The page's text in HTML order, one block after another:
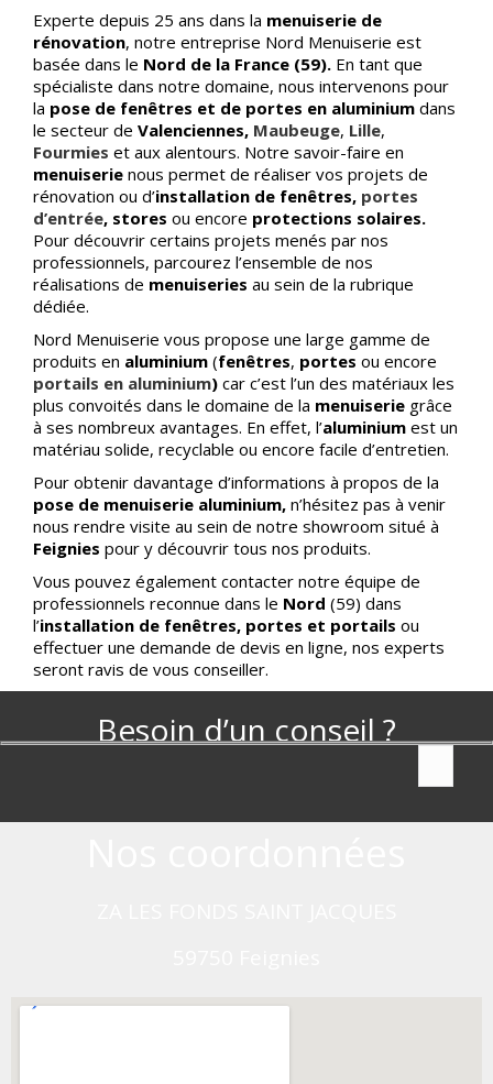
Experte depuis 25 ans dans la menuiserie de
rénovation, notre entreprise Nord Menuiserie est
basée dans le Nord de la France (59). En tant que
spécialiste dans notre domaine, nous intervenons pour
la pose de fenêtres et de portes en aluminium dans
le secteur de Valenciennes, Maubeuge, Lille,
Fourmies et aux alentours. Notre savoir-faire en
menuiserie nous permet de réaliser vos projets de
rénovation ou d’installation de fenêtres, portes
d’entrée, stores ou encore protections solaires.
Pour découvrir certains projets menés par nos
professionnels, parcourez l’ensemble de nos
réalisations de menuiseries au sein de la rubrique
dédiée.
Nord Menuiserie vous propose une large gamme de
produits en aluminium (fenêtres, portes ou encore
portails en aluminium) car c’est l’un des matériaux les
plus convoités dans le domaine de la menuiserie grâce
à ses nombreux avantages. En effet, l’aluminium est un
matériau solide, recyclable ou encore facile d’entretien.
Pour obtenir davantage d’informations à propos de la
pose de menuiserie aluminium, n’hésitez pas à venir
nous rendre visite au sein de notre showroom situé à
Feignies pour y découvrir tous nos produits.
Vous pouvez également contacter notre équipe de
professionnels reconnue dans le Nord (59) dans
l’installation de fenêtres, portes et portails ou
effectuer une demande de devis en ligne, nos experts
seront ravis de vous conseiller.
Besoin d’un conseil ?